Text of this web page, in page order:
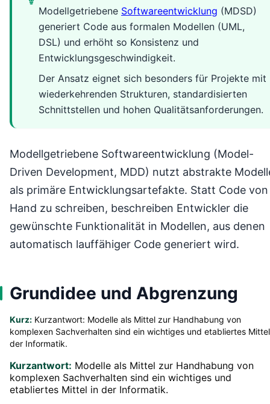
Modellgetriebene Softwareentwicklung (MDSD)
generiert Code aus formalen Modellen (UML,
DSL) und erhöht so Konsistenz und
Entwicklungsgeschwindigkeit.
Der Ansatz eignet sich besonders für Projekte mit
wiederkehrenden Strukturen, standardisierten
Schnittstellen und hohen Qualitätsanforderungen.
Modellgetriebene Softwareentwicklung (Model-
Driven Development, MDD) nutzt abstrakte
als primäre Entwicklungsartefakte. Statt Code von
Hand zu schreiben, beschreiben Entwickler die
gewünschte Funktionalität in Modellen, aus denen
automatisch lauffähiger Code generiert wird.
Grundidee und Abgrenzung
Kurz: Kurzantwort: Modelle als Mittel zur Handhabung von
komplexen Sachverhalten sind ein wichtiges und etabliertes
der Informatik.
Kurzantwort: Modelle als Mittel zur Handhabung von
komplexen Sachverhalten sind ein wichtiges und
etabliertes Mittel in der Informatik.